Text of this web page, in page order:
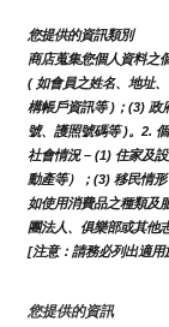
您提供的資訊類別
商店蒐集您個人資料之
( 如會員之姓名、地址
構帳戶資訊等 )；(3) 政
號、護照號碼等 )。2.
社會情況 – (1) 住家及
動產等）；(3) 移民情
如使用消費品之種類及
團法人、俱樂部或其他
[注意：請務必列出適
您提供的資訊